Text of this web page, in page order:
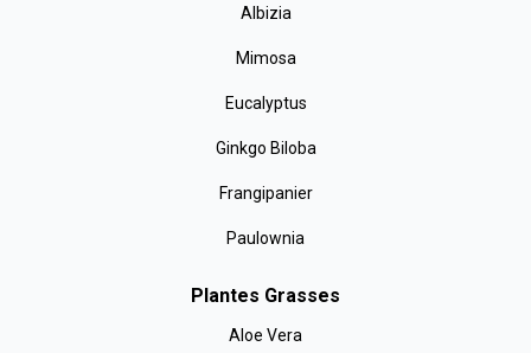
Albizia
Mimosa
Eucalyptus
Ginkgo Biloba
Frangipanier
Paulownia
Plantes Grasses
Aloe Vera